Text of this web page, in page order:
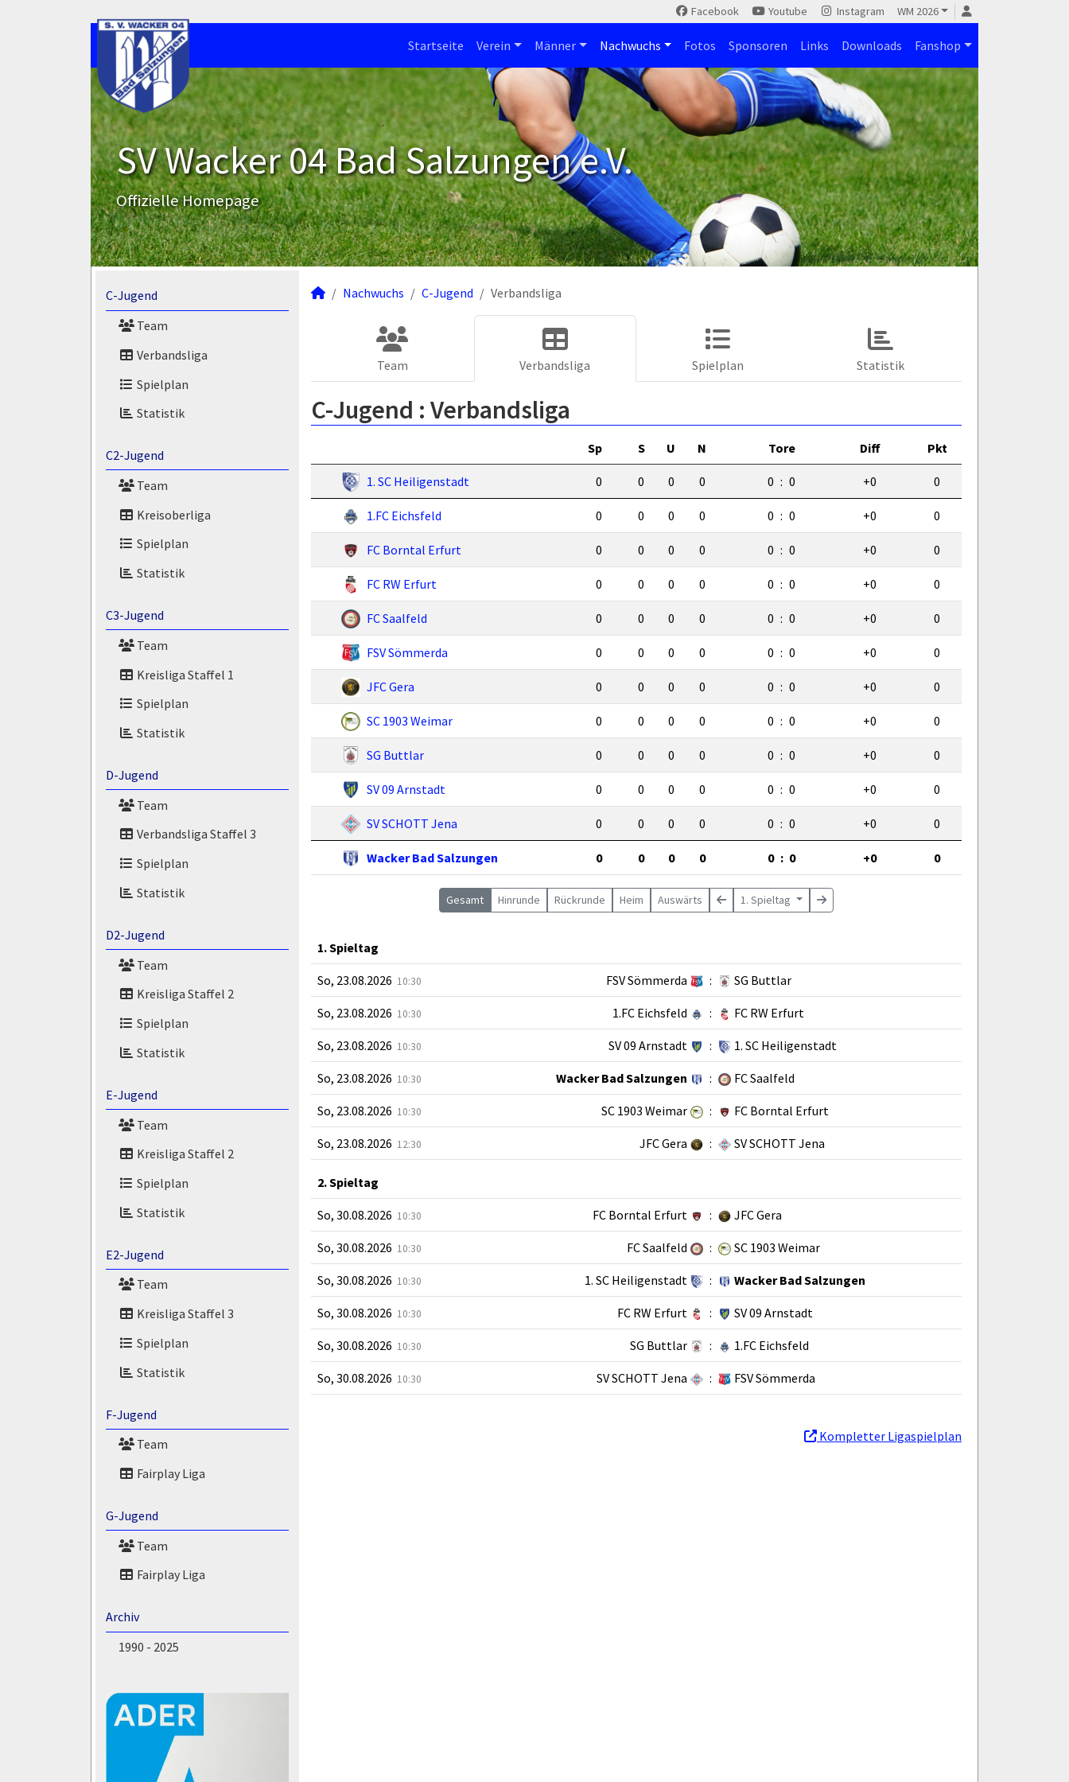
Facebook Youtube Instagram WM 2026
Startseite Verein Männer Nachwuchs Fotos Sponsoren Links Downloads Fanshop
SV Wacker 04 Bad Salzungen e.V.
Offizielle Homepage
C-Jugend
Team
Verbandsliga
Spielplan
Statistik
C2-Jugend
Team
Kreisoberliga
Spielplan
Statistik
C3-Jugend
Team
Kreisliga Staffel 1
Spielplan
Statistik
D-Jugend
Team
Verbandsliga Staffel 3
Spielplan
Statistik
D2-Jugend
Team
Kreisliga Staffel 2
Spielplan
Statistik
E-Jugend
Team
Kreisliga Staffel 2
Spielplan
Statistik
E2-Jugend
Team
Kreisliga Staffel 3
Spielplan
Statistik
F-Jugend
Team
Fairplay Liga
G-Jugend
Team
Fairplay Liga
Archiv
1990 - 2025
Nachwuchs C-Jugend Verbandsliga
Team Verbandsliga Spielplan Statistik
C-Jugend : Verbandsliga
Sp S U N Tore Diff Pkt
1. SC Heiligenstadt 0 0 0 0 0 : 0 +0 0
1.FC Eichsfeld 0 0 0 0 0 : 0 +0 0
FC Borntal Erfurt 0 0 0 0 0 : 0 +0 0
FC RW Erfurt 0 0 0 0 0 : 0 +0 0
FC Saalfeld 0 0 0 0 0 : 0 +0 0
FSV Sömmerda 0 0 0 0 0 : 0 +0 0
JFC Gera 0 0 0 0 0 : 0 +0 0
SC 1903 Weimar 0 0 0 0 0 : 0 +0 0
SG Buttlar 0 0 0 0 0 : 0 +0 0
SV 09 Arnstadt 0 0 0 0 0 : 0 +0 0
SV SCHOTT Jena 0 0 0 0 0 : 0 +0 0
Wacker Bad Salzungen 0 0 0 0 0 : 0 +0 0
Gesamt Hinrunde Rückrunde Heim Auswärts 1. Spieltag
1. Spieltag
So, 23.08.2026 10:30 FSV Sömmerda : SG Buttlar
So, 23.08.2026 10:30 1.FC Eichsfeld : FC RW Erfurt
So, 23.08.2026 10:30 SV 09 Arnstadt : 1. SC Heiligenstadt
So, 23.08.2026 10:30 Wacker Bad Salzungen : FC Saalfeld
So, 23.08.2026 10:30 SC 1903 Weimar : FC Borntal Erfurt
So, 23.08.2026 12:30 JFC Gera : SV SCHOTT Jena
2. Spieltag
So, 30.08.2026 10:30 FC Borntal Erfurt : JFC Gera
So, 30.08.2026 10:30 FC Saalfeld : SC 1903 Weimar
So, 30.08.2026 10:30 1. SC Heiligenstadt : Wacker Bad Salzungen
So, 30.08.2026 10:30 FC RW Erfurt : SV 09 Arnstadt
So, 30.08.2026 10:30 SG Buttlar : 1.FC Eichsfeld
So, 30.08.2026 10:30 SV SCHOTT Jena : FSV Sömmerda
Kompletter Ligaspielplan